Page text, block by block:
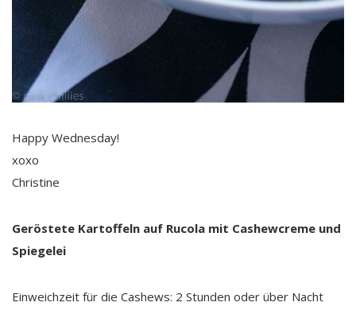
Happy Wednesday!
xoxo
Christine
Geröstete Kartoffeln auf Rucola mit Cashewcreme und
Spiegelei
Einweichzeit für die Cashews: 2 Stunden oder über Nacht